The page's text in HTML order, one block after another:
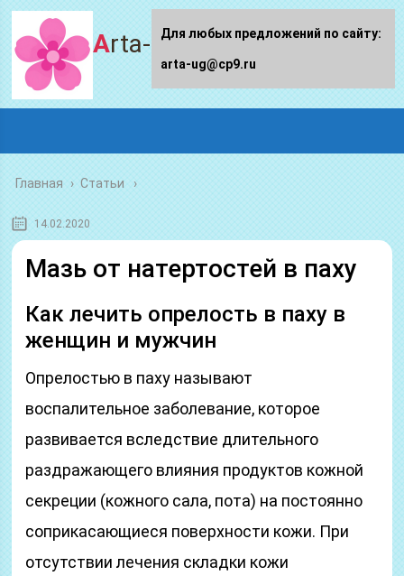
Arta-ug.ru
Главная › Статьи
14.02.2020
Мазь от натертостей в паху
Как лечить опрелость в паху в
женщин и мужчин
Опрелостью в паху называют
воспалительное заболевание, которое
развивается вследствие длительного
раздражающего влияния продуктов кожной
секреции (кожного сала, пота) на постоянно
соприкасающиеся поверхности кожи. При
отсутствии лечения складки кожи
Для любых предложений по сайту:
arta-ug@cp9.ru